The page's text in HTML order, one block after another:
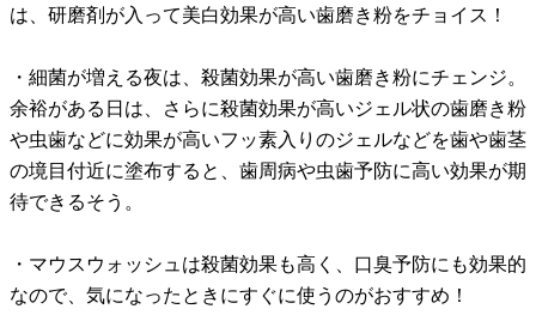
は、研磨剤が入って美白効果が高い歯磨き粉をチョイス！
・細菌が増える夜は、殺菌効果が高い歯磨き粉にチェンジ。
余裕がある日は、さらに殺菌効果が高いジェル状の歯磨き粉
や虫歯などに効果が高いフッ素入りのジェルなどを歯や歯茎
の境目付近に塗布すると、歯周病や虫歯予防に高い効果が期
待できるそう。
・マウスウォッシュは殺菌効果も高く、口臭予防にも効果的
なので、気になったときにすぐに使うのがおすすめ！